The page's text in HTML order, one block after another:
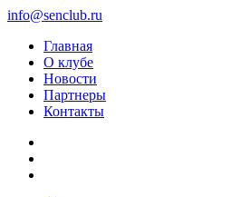
info@senclub.ru
Главная
О клубе
Новости
Партнеры
Контакты